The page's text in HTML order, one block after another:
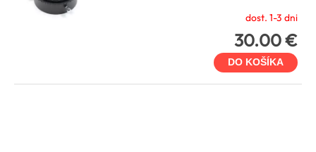
dost. 1-3 dni
30.00 €
DO KOŠÍKA